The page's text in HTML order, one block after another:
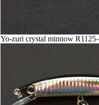
Yo-zuri crystal minnow